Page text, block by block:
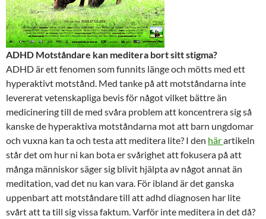
ADHD Motståndare kan meditera bort sitt stigma?
ADHD är ett fenomen som funnits länge och mötts med ett
hyperaktivt motstånd. Med tanke på att motståndarna inte
levererat vetenskapliga bevis för något vilket bättre än
medicinering till de med svåra problem att koncentrera sig så
kanske de hyperaktiva motståndarna mot att barn ungdomar
och vuxna kan ta och testa att meditera lite? I den härartikeln
står det om hur ni kan bota er svårighet att fokusera på att
många människor säger sig blivit hjälpta av något annat än
meditation, vad det nu kan vara. För ibland är det ganska
uppenbart att motståndare till att adhd diagnosen har lite
svårt att ta till sig vissa faktum. Varför inte meditera in det då?